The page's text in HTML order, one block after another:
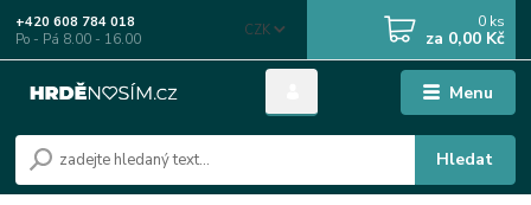
Menu
CZK
Hledat
+420 608 784 018
Po - Pá 8.00 - 16.00
0 ks
za 0,00 Kč